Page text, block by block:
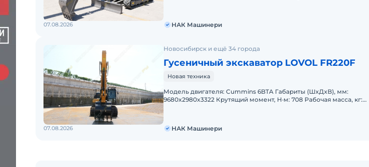
07.08.2026 НАК Машинери
Новосибирск и ещё 34 города
Гусеничный экскаватор LOVOL FR220F
Новая техника
Модель двигателя: Cummins 6BTA Габариты (ШxДxВ), мм:
9680x2980x3322 Крутящий момент, Н·м: 708 Рабочая масса, кг:
07.08.2026 НАК Машинери